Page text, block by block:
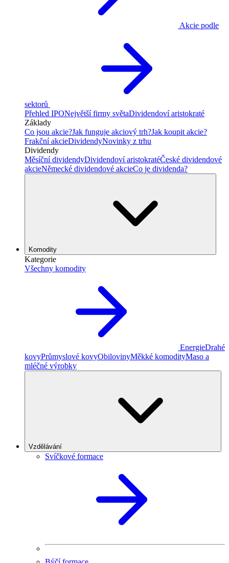
Akcie podle
sektorů
Přehled IPONejvětší firmy světaDividendoví aristokraté
Základy
Co jsou akcie?Jak funguje akciový trh?Jak koupit akcie?
Frakční akcieDividendyNovinky z trhu
Dividendy
Měsíční dividendyDividendoví aristokratéČeské dividendové
akcieNěmecké dividendové akcieCo je dividenda?
Komodity
Kategorie
Všechny komodity
EnergieDrahé
kovyPrůmyslové kovyObilovinyMěkké komodityMaso a
mléčné výrobky
Vzdělávání
Svíčkové formace